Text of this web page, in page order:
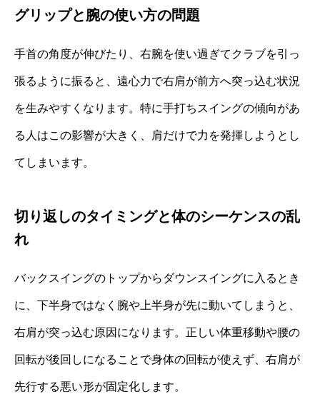
グリップと腕の使い方の問題
手首の角度が伸びたり、右腕を使い過ぎてクラブを引っ
張るように振ると、遠心力で右肩が前方へ突っ込む状況
を生みやすくなります。特に手打ちスイングの傾向があ
る人はこの影響が大きく、肩だけで力を発揮しようとし
てしまいます。
切り返しのタイミングと体のシーケンスの乱
れ
バックスイングのトップからダウンスイングに入るとき
に、下半身ではなく腕や上半身が先に動いてしまうと、
右肩が突っ込む原因になります。正しい体重移動や腰の
回転が後回しになることで身体の回転が使えず、右肩が
先行する悪い形が固定化します。